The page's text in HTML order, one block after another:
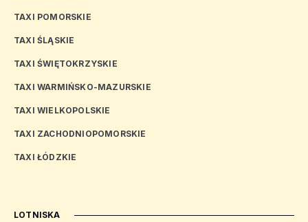
TAXI POMORSKIE
TAXI ŚLĄSKIE
TAXI ŚWIĘTOKRZYSKIE
TAXI WARMIŃSKO-MAZURSKIE
TAXI WIELKOPOLSKIE
TAXI ZACHODNIOPOMORSKIE
TAXI ŁÓDZKIE
LOTNISKA